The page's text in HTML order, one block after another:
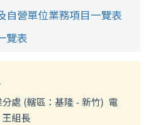
自營單位業務項目一覽表
覽表
處 (轄區：基隆 - 新竹) 電
組長